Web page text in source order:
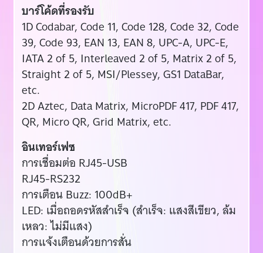
บาร์โค้ดที่รองรับ
1D Codabar, Code 11, Code 128, Code 32, Code
39, Code 93, EAN 13, EAN 8, UPC-A, UPC-E,
IATA 2 of 5, Interleaved 2 of 5, Matrix 2 of 5,
Straight 2 of 5, MSI/Plessey, GS1 DataBar,
etc.
2D Aztec, Data Matrix, MicroPDF 417, PDF 417,
QR, Micro QR, Grid Matrix, etc.
อินเทอร์เฟซ
การเชื่อมต่อ RJ45-USB
RJ45-RS232
การเตือน Buzz: 100dB+
LED: เมื่อถอดรหัสสำเร็จ (สำเร็จ: แสงสีเขียว, ล้ม
เหลว: ไม่มีแสง)
การแจ้งเตือนด้วยการสั่น